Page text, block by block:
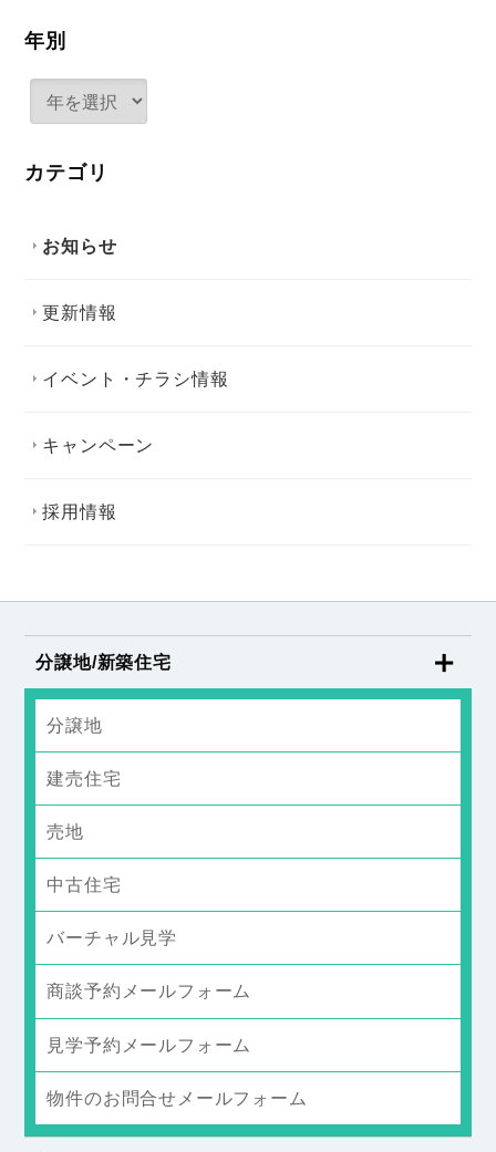
年別
カテゴリ
お知らせ
更新情報
イベント・チラシ情報
キャンペーン
採用情報
分譲地/新築住宅
分譲地
建売住宅
売地
中古住宅
バーチャル見学
商談予約メールフォーム
見学予約メールフォーム
物件のお問合せメールフォーム